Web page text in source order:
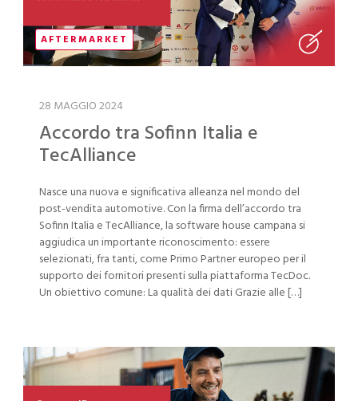
AFTERMARKET
28 MAGGIO 2024
Accordo tra Sofinn Italia e
TecAlliance
Nasce una nuova e significativa alleanza nel mondo del
post-vendita automotive. Con la firma dell’accordo tra
Sofinn Italia e TecAlliance, la software house campana si
aggiudica un importante riconoscimento: essere
selezionati, fra tanti, come Primo Partner europeo per il
supporto dei fornitori presenti sulla piattaforma TecDoc.
Un obiettivo comune: La qualità dei dati Grazie alle […]